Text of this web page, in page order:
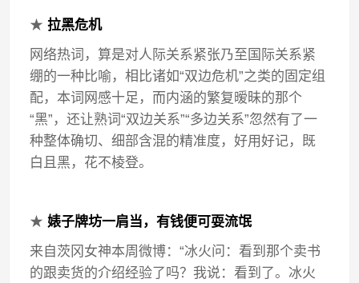
★拉黑危机
网络热词，算是对人际关系紧张乃至国际关系紧
绷的一种比喻，相比诸如“双边危机”之类的固定组
配，本词网感十足，而内涵的繁复暧昧的那个
“黑”，还让熟词“双边关系”“多边关系”忽然有了一
种整体确切、细部含混的精准度，好用好记，既
白且黑，花不棱登。
★婊子牌坊一肩当，有钱便可耍流氓
来自茨冈女神本周微博：“冰火问：看到那个卖书
的跟卖货的介绍经验了吗？我说：看到了。冰火